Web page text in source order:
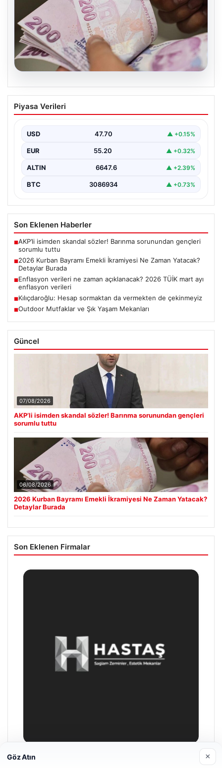
06.08.2026
2026 Kurban Bayramı Emekli İkramiyesi
Ne Zaman Yatacak? Detaylar Burada
milyon emekli vatandaşın merakla beklediği bayram
ikramiyesi…
Piyasa Verileri
USD 47.70 ▲ +0.15%
EUR 55.20 ▲ +0.32%
ALTIN 6647.6 ▲ +2.39%
BTC 3086934 ▲ +0.73%
Son Eklenen Haberler
■AKP’li isimden skandal sözler! Barınma sorunundan gençleri
sorumlu tuttu
■2026 Kurban Bayramı Emekli İkramiyesi Ne Zaman Yatacak?
Detaylar Burada
■Enflasyon verileri ne zaman açıklanacak? 2026 TÜİK mart ayı
enflasyon verileri
■Kılıçdaroğlu: Hesap sormaktan da vermekten de çekinmeyiz
■Outdoor Mutfaklar ve Şık Yaşam Mekanları
Güncel
07/08/2026
AKP’li isimden skandal sözler! Barınma sorunundan gençleri
sorumlu tuttu
06/08/2026
2026 Kurban Bayramı Emekli İkramiyesi Ne Zaman Yatacak?
Detaylar Burada
Son Eklenen Firmalar
Göz Atın ×